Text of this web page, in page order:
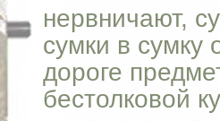
нервничают,
сумки в сумку
дороге
бестолковой